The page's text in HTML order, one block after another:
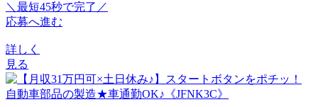
＼最短45秒で完了／
応募へ進む
詳しく
見る